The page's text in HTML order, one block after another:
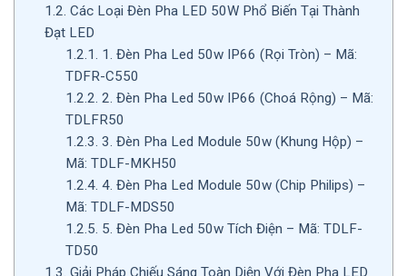
1.2. Các Loại Đèn Pha LED 50W Phổ Biến Tại Thành
Đạt LED
1.2.1. 1. Đèn Pha Led 50w IP66 (Rọi Tròn) – Mã:
TDFR-C550
1.2.2. 2. Đèn Pha Led 50w IP66 (Choá Rộng) – Mã:
TDLFR50
1.2.3. 3. Đèn Pha Led Module 50w (Khung Hộp) –
Mã: TDLF-MKH50
1.2.4. 4. Đèn Pha Led Module 50w (Chip Philips) –
Mã: TDLF-MDS50
1.2.5. 5. Đèn Pha Led 50w Tích Điện – Mã: TDLF-
TD50
1.3. Giải Pháp Chiếu Sáng Toàn Diện Với Đèn Pha LED